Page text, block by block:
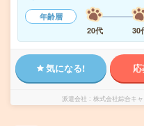
年齢層
20代
30
気になる!
派遣会社 株式会社綜合キ